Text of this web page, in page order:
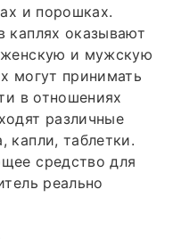
и порошках.
каплях оказывают
женскую и мужскую
могут принимать
в отношениях
различные
таблетки.
средство для
реально